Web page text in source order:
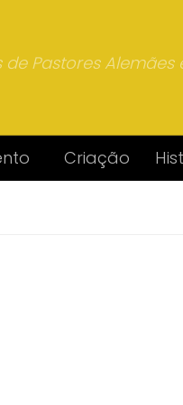
de Pastores
Criação